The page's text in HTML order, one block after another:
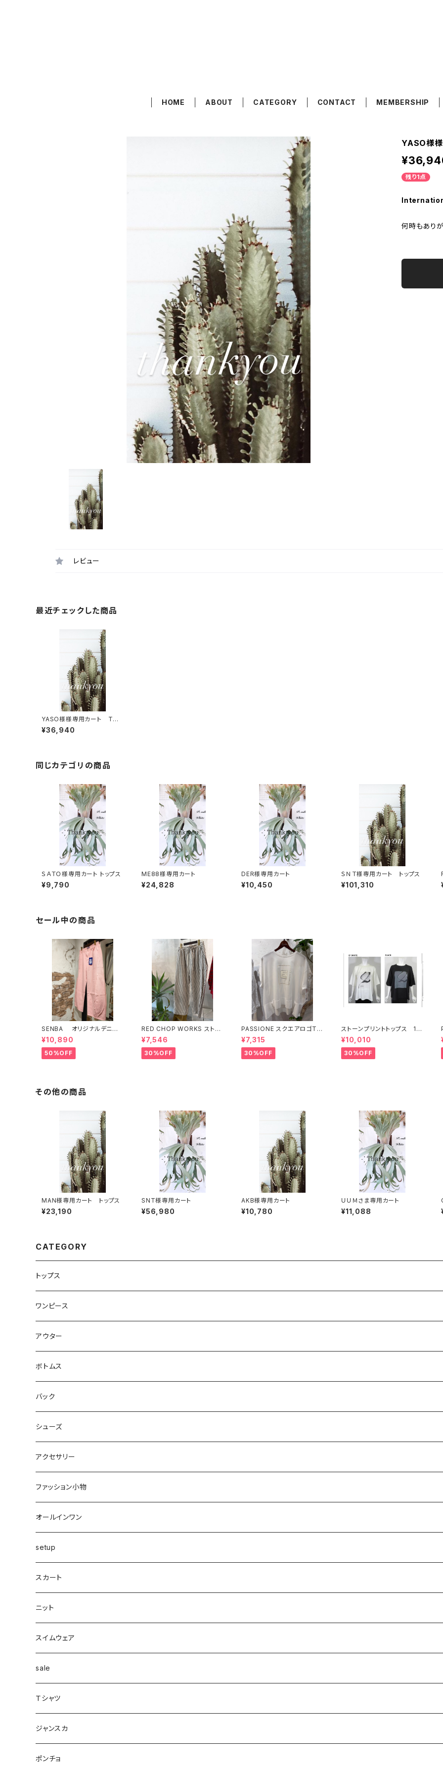
HOME ABOUT CATEGORY CONTACT MEMBERSHIP
YASO様
残り1点
何時もあり
レビュー
最近チェックした商品
YASO様様専用カート TOP
S
¥36,940
同じカテゴリの商品
ＳＡＴＯ様専用カート トップス
¥9,790
ME88様専用カート
¥24,828
DER様専用カート
¥10,450
ＳＮＴ様専用カート トップス
¥101,310
セール中の商品
SENBA オリジナルデニ
ム ピンク
¥10,890
50%OFF
RED CHOP WORKS ストラ
イプ柄パンツ 【36352581】
¥7,546
30%OFF
PASSIONE スクエアロゴT
【626938】
¥7,315
30%OFF
ストーンプリントトップス 17
634
¥10,010
30%OFF
その他の商品
MAN様専用カート トップス
¥23,190
SNT様専用カート
¥56,980
AKB様専用カート
¥10,780
ＵＵＭさま専用カート
¥11,088
CATEGORY
トップス
Tシャツ・カットソー
キャミソール・タンクトップ
シャツ・ブラウス
パーカー・トレーナー
裏起毛
サマーニット
その他
ニットトップス
異素材
カシミヤ
ベスト
変形
カーディガン付き
カーディガン
タートルネック
配色
ボンディング
シアー
リブ
ノースリーブ
ワンピース
ミニ
ヒザ丈
マキシ丈
オールインワン
セットアップ
変形
ベスト
ニット
キャミワンピース
ロング
Tシャツマキシ
シャツ
カットソー
カシュクール
ノースリーブ
アウター
ジャケット
中綿
ブルゾン
カーデ・ベスト
ベスト
その他
ベスト
スカート
ロングコート
カーディガン
ロングシャツ
フェザーダウン
ダウン
コート
woolコート
パイピング
フェイクレザー
ボア
ボトムス
スカート
フレアー
プリーツ
パンツ
スウェット
ジョガー
デニム
スパッツ・レギンス・タイツ
ハイウエスト
ワイド
ニット
スキニー
テーパード
配色
リブ
スウェット
ダンボール
バック
ショルダー
クラッチ
カゴbag
肩掛け
clear
デザインbag
エコ
シューズ
ブーツ
スニーカー
パンプス
サンダル
アクセサリー
ピアス・イヤリング
ピアス
リング
リング
ブレス・アンクレット
ネックレス
ヘアーピン
ヘアーゴム
イヤカフ
ファッション小物
帽子
巻き物
ソックス
財布
ベルト
オールインワン
setup
Top's
スカート
pants
スカート
スリット
ジャンク
ニット
スイムウェア
sale
Ｔシャツ
ジャンスカ
ポンチョ